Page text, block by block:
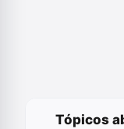
Tópicos